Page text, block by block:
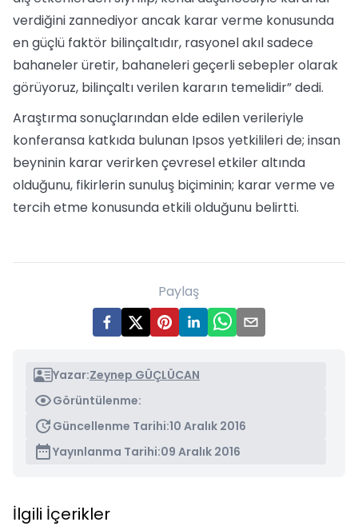
verdiğini zannediyor ancak karar verme konusunda
en güçlü faktör bilinçaltıdır, rasyonel akıl sadece
bahaneler üretir, bahaneleri geçerli sebepler olarak
görüyoruz, bilinçaltı verilen kararın temelidir” dedi.
Araştırma sonuçlarından elde edilen verileriyle
konferansa katkıda bulunan Ipsos yetkilileri de; insan
beyninin karar verirken çevresel etkiler altında
olduğunu, fikirlerin sunuluş biçiminin; karar verme ve
tercih etme konusunda etkili olduğunu belirtti.
Paylaş
Yazar:Zeynep GÜÇLÜCAN
Görüntülenme:
Güncellenme Tarihi:10 Aralık 2016
Yayınlanma Tarihi:09 Aralık 2016
İlgili İçerikler